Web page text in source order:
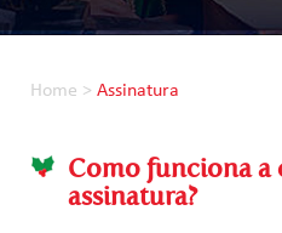
Home > Assinatura
Como funciona a
assinatura?